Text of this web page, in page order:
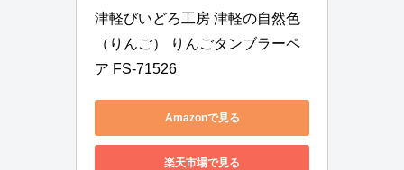
津軽びいどろ工房 津軽の自然色
（りんご） りんごタンブラーペ
ア FS-71526
Amazonで見る
楽天市場で見る